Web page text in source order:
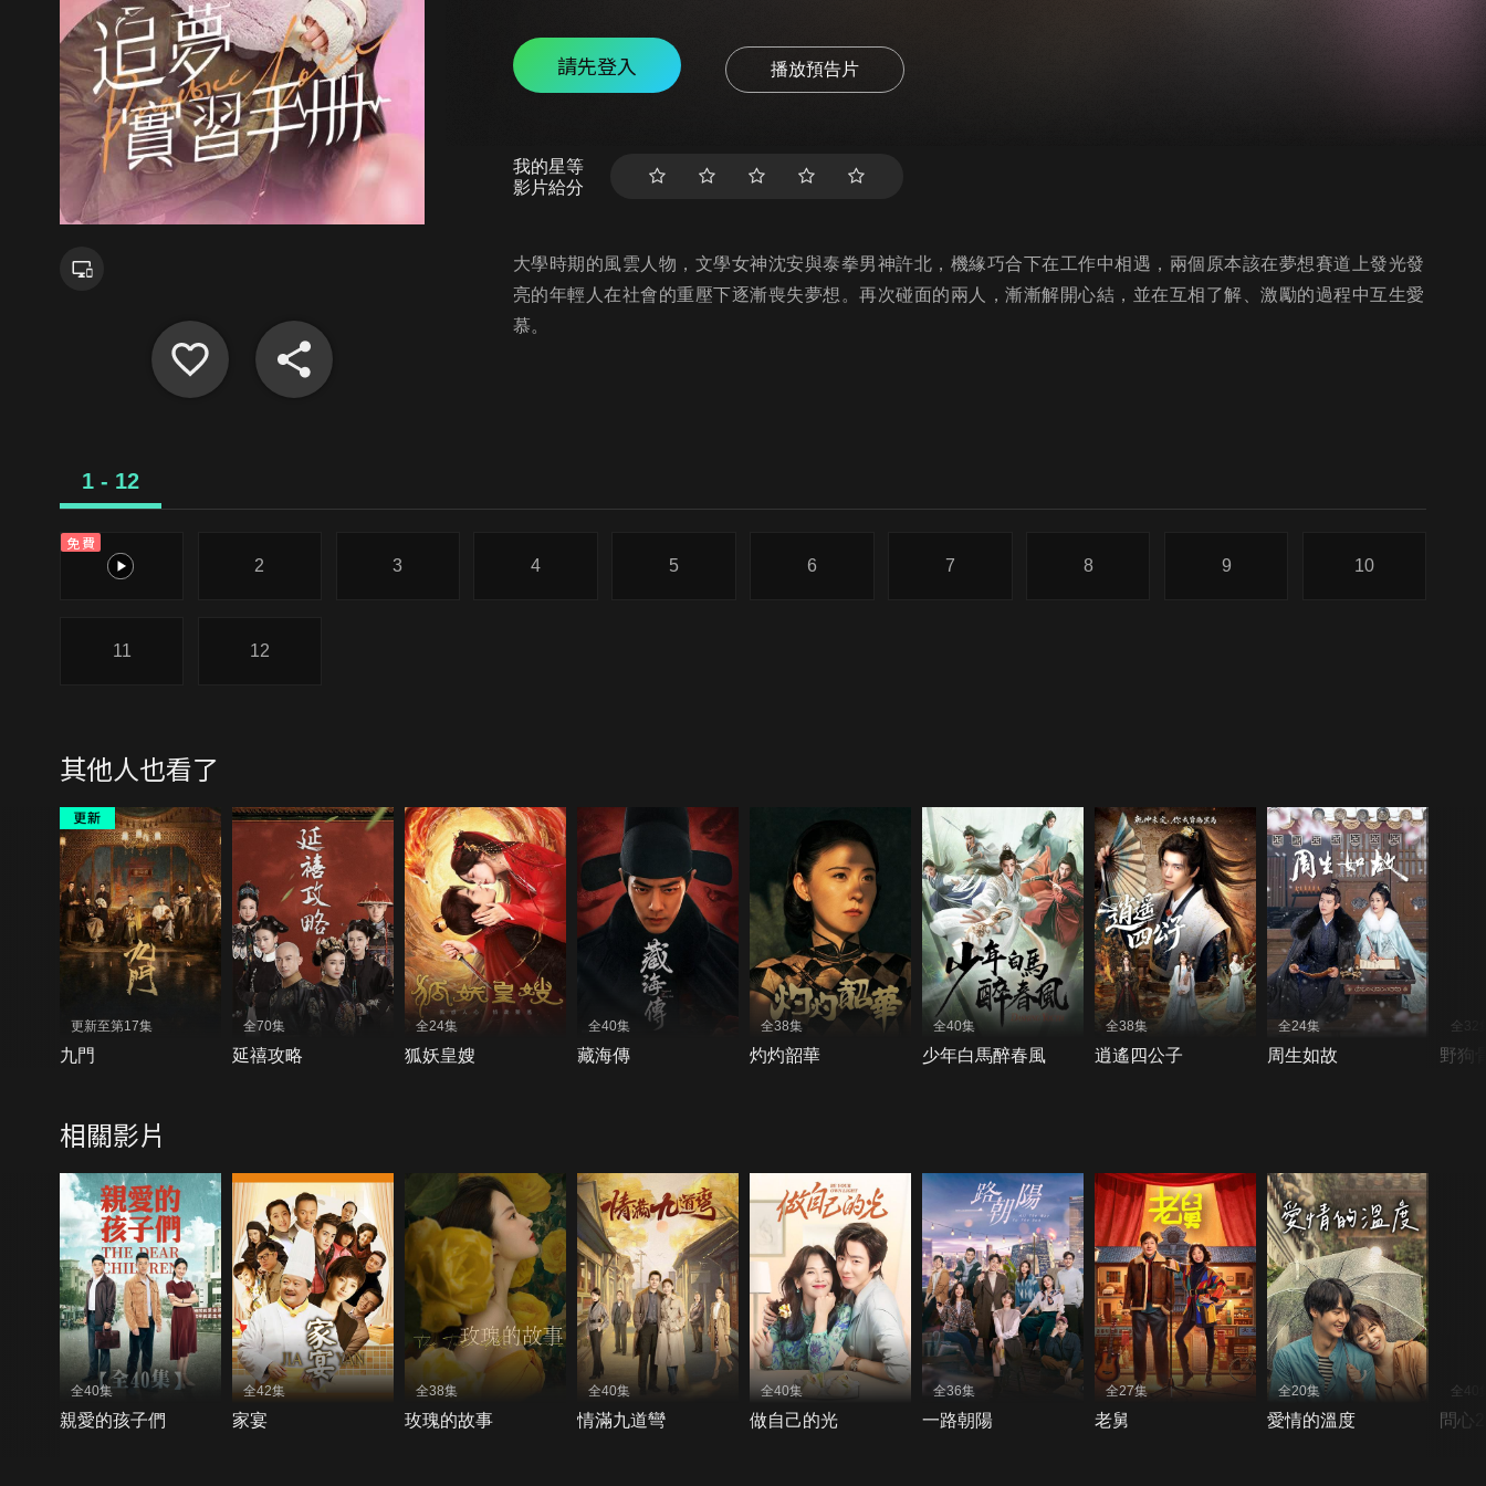
請先登入 播放預告片
我的星等
影片給分
大學時期的風雲人物，文學女神沈安與泰拳男神許北，機緣巧合下在工作中相遇，兩個原本該在夢想賽道上發光發
亮的年輕人在社會的重壓下逐漸喪失夢想。再次碰面的兩人，漸漸解開心結，並在互相了解、激勵的過程中互生愛
慕。
1 - 12
免費
1
2 3 4 5 6 7 8 9 10
11 12
其他人也看了
更新至第17集
九門
全70集
延禧攻略
全24集
狐妖皇嫂
全40集
藏海傳
全38集
灼灼韶華
全40集
少年白馬醉春風
全38集
逍遙四公子
全24集
周生如故
全32
野狗
相關影片
全40集
親愛的孩子們
全42集
家宴
全38集
玫瑰的故事
全40集
情滿九道彎
全40集
做自己的光
全36集
一路朝陽
全27集
老舅
全20集
愛情的溫度
全40
問心2